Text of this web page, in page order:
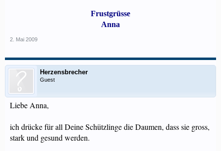
Frustgrüsse
Anna
2. Mai 2009
Herzensbrecher
Guest
Liebe Anna,
ich drücke für all Deine Schützlinge die Daumen, dass sie gross,
stark und gesund werden.